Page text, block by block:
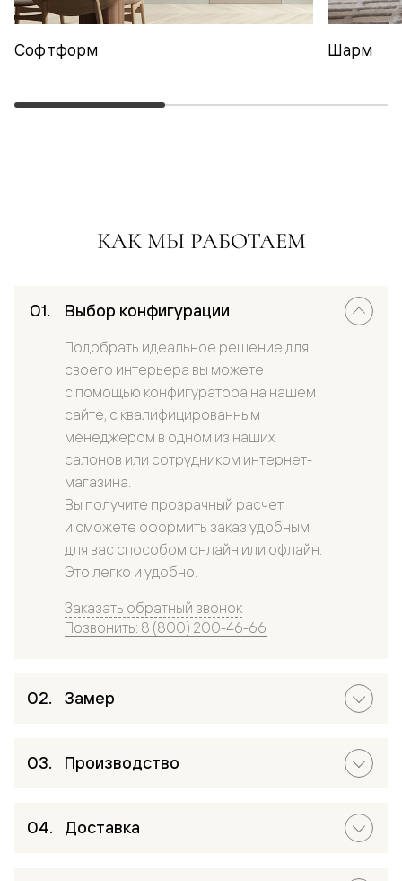
Софтформ Шарм
КАК МЫ РАБОТАЕМ
Выбор конфигурации
Подобрать идеальное решение для
своего интерьера вы можете
с помощью конфигуратора на нашем
сайте, с квалифицированным
менеджером в одном из наших
салонов или сотрудником интернет-
магазина.
Вы получите прозрачный расчет
и сможете оформить заказ удобным
для вас способом онлайн или офлайн.
Это легко и удобно.
Заказать обратный звонок
Позвонить: 8 (800) 200-46-66
Замер
Производство
Доставка